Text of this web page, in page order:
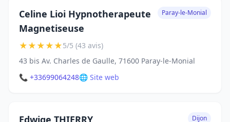
Celine Lioi Hypnotherapeute
Magnetiseuse
Paray-le-Monial
★★★★★5/5 (43 avis)
43 bis Av. Charles de Gaulle, 71600 Paray-le-Monial
📞 +33699064248🌐 Site web
Edwige THIERRY Dijon